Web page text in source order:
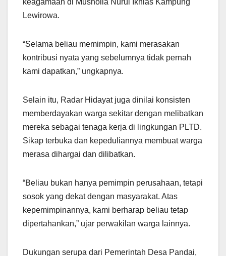
keagamaan di Musholla Nurul Ikhlas Kampung
Lewirowa.
“Selama beliau memimpin, kami merasakan
kontribusi nyata yang sebelumnya tidak pernah
kami dapatkan,” ungkapnya.
Selain itu, Radar Hidayat juga dinilai konsisten
memberdayakan warga sekitar dengan melibatkan
mereka sebagai tenaga kerja di lingkungan PLTD.
Sikap terbuka dan kepeduliannya membuat warga
merasa dihargai dan dilibatkan.
“Beliau bukan hanya pemimpin perusahaan, tetapi
sosok yang dekat dengan masyarakat. Atas
kepemimpinannya, kami berharap beliau tetap
dipertahankan,” ujar perwakilan warga lainnya.
Dukungan serupa dari Pemerintah Desa Pandai,